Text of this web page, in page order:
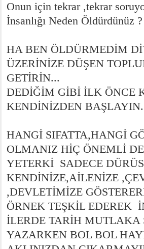
Onun için tekrar ,tekrar
İnsanlığı Neden Öldürdünüz ?
HA BEN ÖLDÜRMEDİM
ÜZERİNİZE DÜŞEN
GETİRİN...
DEDİĞİM GİBİ İLK ÖNCE
KENDİNİZDEN
HANGİ SIFATTA,HANGİ
OLMANIZ HİÇ ÖNEMLİ
YETERKİ SADECE
KENDİNİZE,AİLENİZE
,DEVLETİMİZE
ÖRNEK TEŞKİL EDEREK
İLERDE TARİH MUTLAKA
YAZARKEN BOL BOL